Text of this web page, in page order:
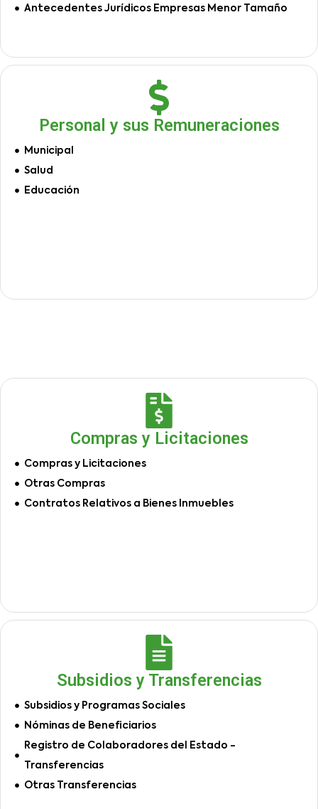
Antecedentes Jurídicos Empresas Menor Tamaño
Personal y sus Remuneraciones
Municipal
Salud
Educación
Compras y Licitaciones
Compras y Licitaciones
Otras Compras
Contratos Relativos a Bienes Inmuebles
Subsidios y Transferencias
Subsidios y Programas Sociales
Nóminas de Beneficiarios
Registro de Colaboradores del Estado -
Transferencias
Otras Transferencias